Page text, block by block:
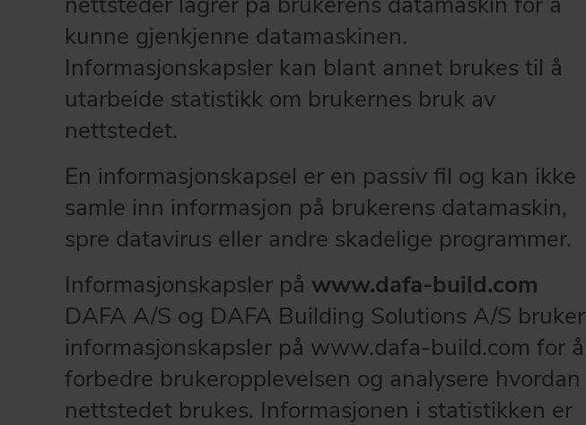
kunne gjenkjenne datamaskinen.
Informasjonskapsler kan blant annet brukes til å
utarbeide statistikk om brukernes bruk av
nettstedet.
En informasjonskapsel er en passiv fil og kan ikke
samle inn informasjon på brukerens datamaskin,
spre datavirus eller andre skadelige programmer.
Informasjonskapsler på www.dafa-build.com
DAFA A/S og DAFA Building Solutions A/S bruker
informasjonskapsler på www.dafa-build.com for å
forbedre brukeropplevelsen og analysere hvordan
nettstedet brukes. Informasjonen i statistikken er